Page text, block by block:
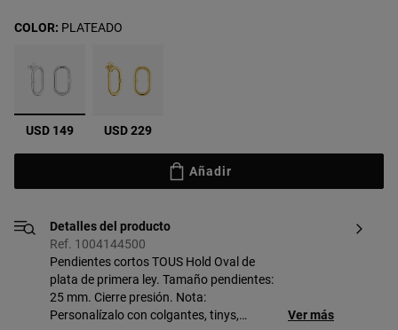
seleccionado
USD 149 USD 229
COLOR: PLATEADO
Añadir
Detalles del producto
Ref. 1004144500
Pendientes cortos TOUS Hold Oval de
plata de primera ley. Tamaño pendientes:
25 mm. Cierre presión. Nota:
Personalízalo con colgantes, tinys,
Ver más